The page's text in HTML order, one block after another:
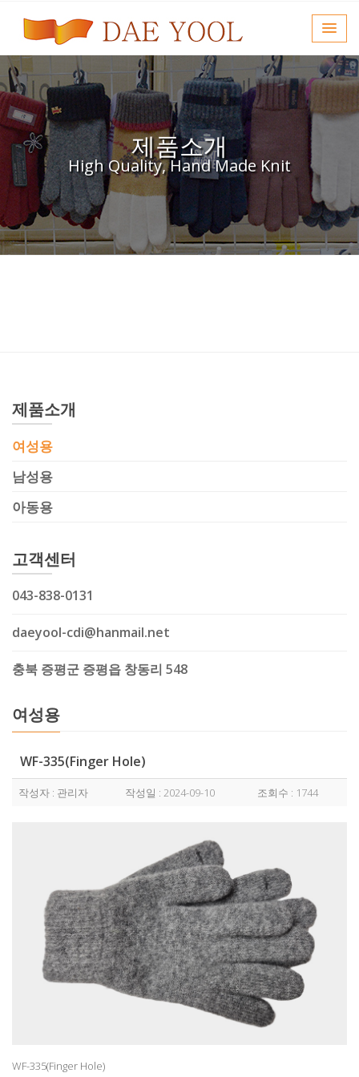
제품소개
High Quality, Hand Made Knit
제품소개
여성용
남성용
아동용
고객센터
043-838-0131
daeyool-cdi@hanmail.net
충북 증평군 증평읍 창동리 548
여성용
WF-335(Finger Hole)
작성자 : 관리자 작성일 : 2024-09-10 조회수 : 1744
WF-335(Finger Hole)